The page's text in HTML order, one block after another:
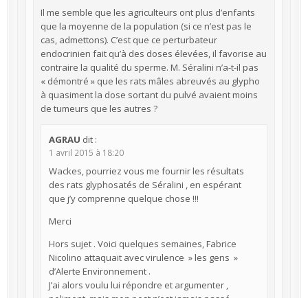
Il me semble que les agriculteurs ont plus d’enfants
que la moyenne de la population (si ce n’est pas le
cas, admettons). C’est que ce perturbateur
endocrinien fait qu’à des doses élevées, il favorise au
contraire la qualité du sperme. M. Séralini n’a-t-il pas
« démontré » que les rats mâles abreuvés au glypho
à quasiment la dose sortant du pulvé avaient moins
de tumeurs que les autres ?
AGRAU dit :
1 avril 2015 à 18:20
Wackes, pourriez vous me fournir les résultats
des rats glyphosatés de Séralini , en espérant
que j’y comprenne quelque chose !!!
Merci
Hors sujet . Voici quelques semaines, Fabrice
Nicolino attaquait avec virulence » les gens »
d’Alerte Environnement .
J’ai alors voulu lui répondre et argumenter ,